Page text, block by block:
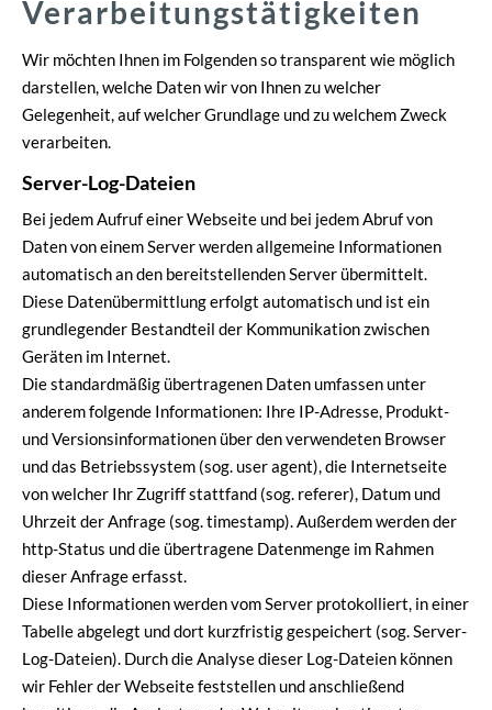
Verarbeitungstätigkeiten
Wir möchten Ihnen im Folgenden so transparent wie möglich
darstellen, welche Daten wir von Ihnen zu welcher
Gelegenheit, auf welcher Grundlage und zu welchem Zweck
verarbeiten.
Server-Log-Dateien
Bei jedem Aufruf einer Webseite und bei jedem Abruf von
Daten von einem Server werden allgemeine Informationen
automatisch an den bereitstellenden Server übermittelt.
Diese Datenübermittlung erfolgt automatisch und ist ein
grundlegender Bestandteil der Kommunikation zwischen
Geräten im Internet.
Die standardmäßig übertragenen Daten umfassen unter
anderem folgende Informationen: Ihre IP-Adresse, Produkt-
und Versionsinformationen über den verwendeten Browser
und das Betriebssystem (sog. user agent), die Internetseite
von welcher Ihr Zugriff stattfand (sog. referer), Datum und
Uhrzeit der Anfrage (sog. timestamp). Außerdem werden der
http-Status und die übertragene Datenmenge im Rahmen
dieser Anfrage erfasst.
Diese Informationen werden vom Server protokolliert, in einer
Tabelle abgelegt und dort kurzfristig gespeichert (sog. Server-
Log-Dateien). Durch die Analyse dieser Log-Dateien können
wir Fehler der Webseite feststellen und anschließend